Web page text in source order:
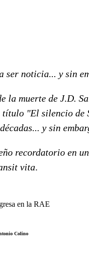
ser noticia... y sin
la muerte de J.D.
"El silencio de
y sin
recordatorio en
vita.
en la RAE
Colino